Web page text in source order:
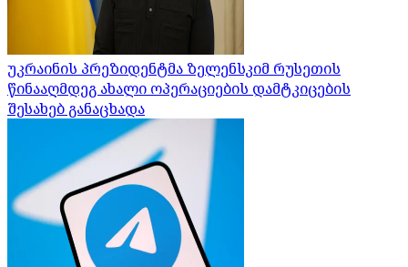
უკრაინის პრეზიდენტმა ზელენსკიმ რუსეთის
წინააღმდეგ ახალი ოპერაციების დამტკიცების
შესახებ განაცხადა